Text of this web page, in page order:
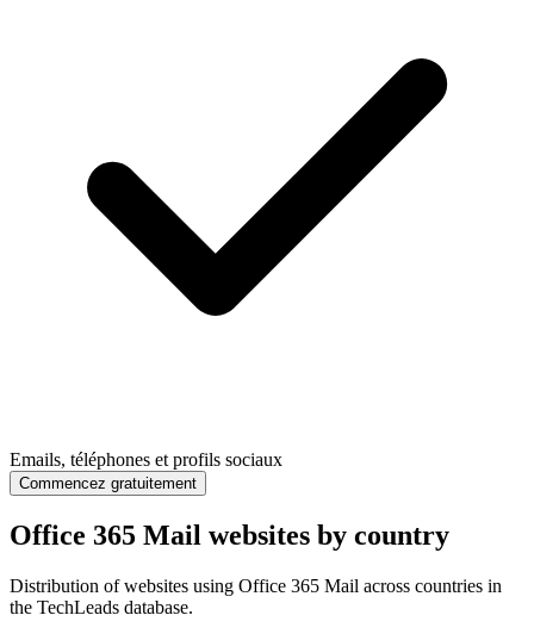
Emails, téléphones et profils sociaux
Commencez gratuitement
Office 365 Mail websites by country
Distribution of websites using Office 365 Mail across countries in
the TechLeads database.